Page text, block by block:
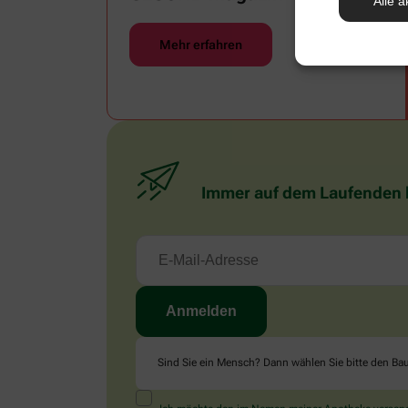
Mehr erfahren
Immer auf dem
Sind Sie ein Mensch? Dann wählen Sie bitte den